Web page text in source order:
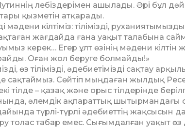
лебіздерімен ашылады. Әрі бұл
қызметін атқарады.
мәдени кілтіміз: тілімізді,
жағдайда ғана уақыт талабына
керек… Егер ұлт өзінің мәдени кілтін
Оған жол беруге болмайды!»
өз тілімізді, әдебиетімізді сақтау
сақтаймыз. Сөйтіп мыңдаған жылдық
тілде – қазақ және орыс тілдерінде
әлемдік ақпараттық шытырмандағы
түрлі-түрлі әдебиеттің жақсысын
табар емес. Сығымдалған уақыт өз